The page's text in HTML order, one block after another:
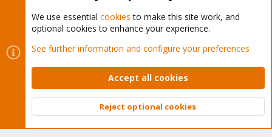
Cookies
Proxmox Support Forum - Light Mode
Contact us
Terms and rules Privacy policy Help Home
Community platform by XenForo © 2010-2026 XenForo Ltd.
Top
We use essential cookies to make this site work, and
optional cookies to enhance your experience.
See further information and configure your preferences
Accept all cookies
Reject optional cookies